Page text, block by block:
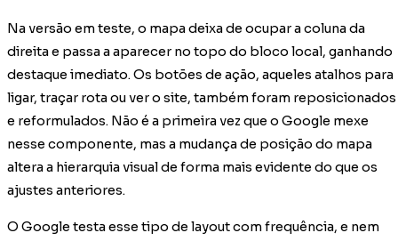
Na versão em teste, o mapa deixa de ocupar a coluna da
direita e passa a aparecer no topo do bloco local, ganhando
destaque imediato. Os botões de ação, aqueles atalhos para
ligar, traçar rota ou ver o site, também foram reposicionados
e reformulados. Não é a primeira vez que o Google mexe
nesse componente, mas a mudança de posição do mapa
altera a hierarquia visual de forma mais evidente do que os
ajustes anteriores.
O Google testa esse tipo de layout com frequência, e nem